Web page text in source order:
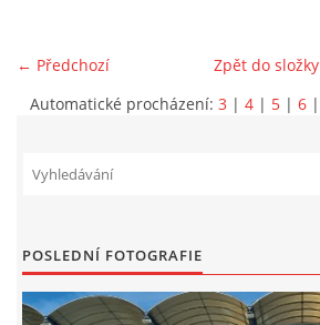
STARŠÍ PŘÍPRAVKA R 2012 + 2013
ARCHÍV
← Předchozí
Zpět do složky
Automatické procházení: 3 | 4 | 5 | 6 |
POSLEDNÍ FOTOGRAFIE